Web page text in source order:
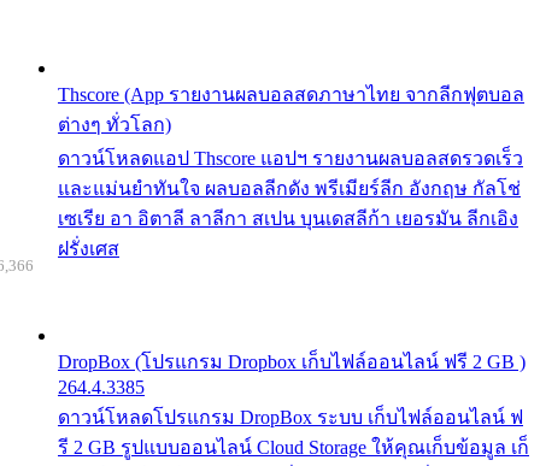
Thscore (App รายงานผลบอลสดภาษาไทย จากลีกฟุตบอล
ต่างๆ ทั่วโลก)
ดาวน์โหลดแอป Thscore แอปฯ รายงานผลบอลสดรวดเร็ว
และแม่นยำทันใจ ผลบอลลีกดัง พรีเมียร์ลีก อังกฤษ กัลโช่
เซเรีย อา อิตาลี ลาลีกา สเปน บุนเดสลีก้า เยอรมัน ลีกเอิง
ฝรั่งเศส
DropBox (โปรแกรม Dropbox เก็บไฟล์ออนไลน์ ฟรี 2 GB )
264.4.3385
ดาวน์โหลดโปรแกรม DropBox ระบบ เก็บไฟล์ออนไลน์ ฟ
รี 2 GB รูปแบบออนไลน์ Cloud Storage ให้คุณเก็บข้อมูล เก็